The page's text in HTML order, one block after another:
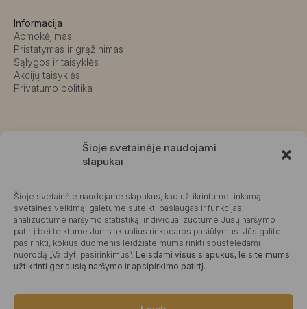
Šioje svetainėje naudojami
slapukai
Šioje svetainėje naudojame slapukus, kad užtikrintume tinkamą
svetainės veikimą, galėtume suteikti paslaugas ir funkcijas,
analizuotume naršymo statistiką, individualizuotume Jūsų naršymo
patirtį bei teiktume Jums aktualius rinkodaros pasiūlymus. Jūs galite
pasirinkti, kokius duomenis leidžiate mums rinkti spustelėdami
nuorodą „Valdyti pasirinkimus“. Leisdami visus slapukus, leisite mums
užtikrinti geriausią naršymo ir apsipirkimo patirtį.
Informacija
Apmokėjimas
Pristatymas ir grąžinimas
Sąlygos ir taisyklės
Akcijų taisyklės
Privatumo politika
Pasieniečių g. 18D, Kretinga
+370 676 63691
Kalvaitė
Produktų įvertinimas 4.99 / 5 Atsiliepimai